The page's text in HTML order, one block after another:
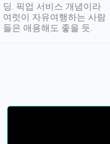
딩. 픽업 서비스 개념이라
여럿이 자유여행하는 사람
들은 애용해도 좋을 듯.